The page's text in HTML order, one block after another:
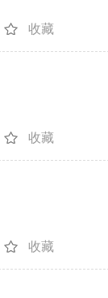
收藏
收藏
收藏